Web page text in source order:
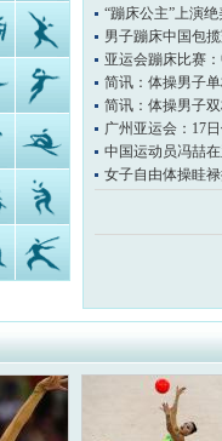
“蹦床公主”上演
男子蹦床中国包
亚运会蹦床比赛
简讯：体操男子
简讯：体操男子
广州亚运会：17
中国运动员冯喆
女子自由体操眭